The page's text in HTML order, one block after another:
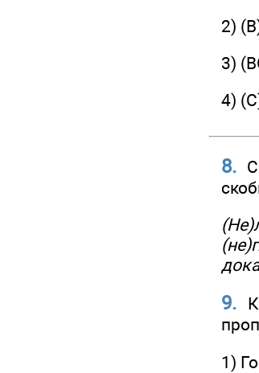
2)
3)
4)
8.
9.
1)